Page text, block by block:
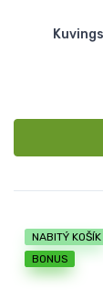
NABITÝ KOŠÍK
BONUS